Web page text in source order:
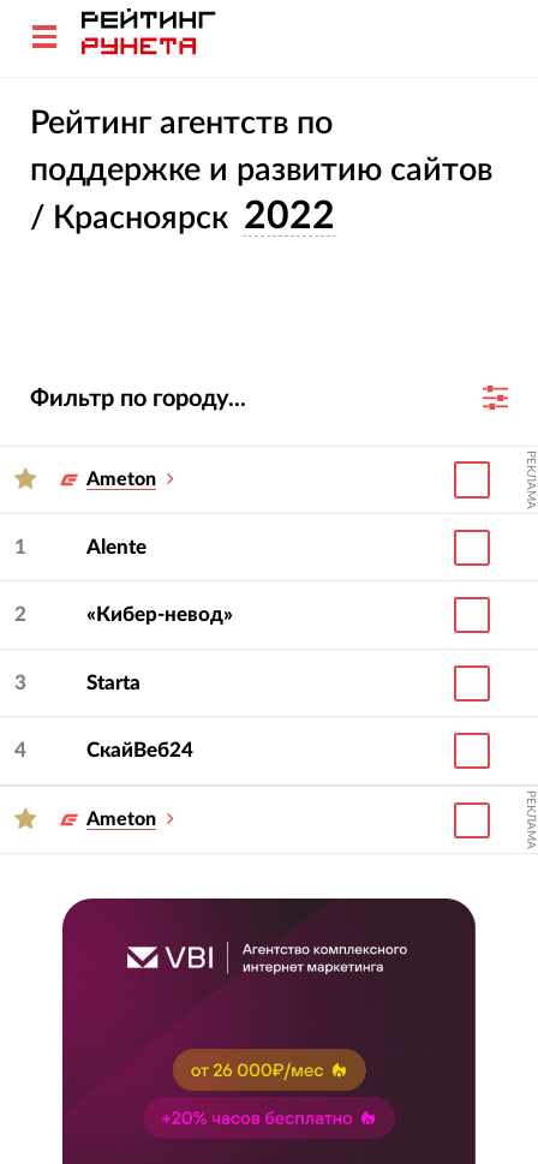
Рейтинг агентств по
поддержке и развитию сайтов
/ Красноярск 2022
Фильтр по городу...
Ameton РЕКЛАМА
1 Alente
2 «Кибер-невод»
3 Starta
4 СкайВеб24
Ameton РЕКЛАМА